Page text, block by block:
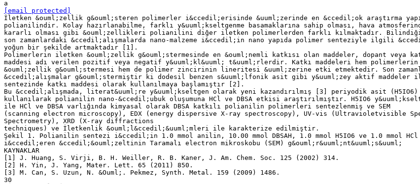
[email protected]
İletken &ouml;zellik g&ouml;steren polimerler i&ccedil;erisinde &uuml;zerinde en &ccedil;ok araştırma
polianilindir. Kolay hazırlanabilme, farklı y&uuml;kseltgenme basamaklarına sahip olması, hava
kararlı olması gibi &ouml;zellikleri polianilini diğer iletken polimerlerden farklı kılmaktadır.
son zamanlardaki &ccedil;alışmalarda nano-malzeme i&ccedil;in nano yapıda polimer senteziyle ilgili
yoğun bir şekilde artmaktadır [1].
Polimerlerin iletken &ouml;zellik g&ouml;stermesinde en &ouml;nemli katkısı olan maddeler, dopant veya
maddesi adı verilen pozitif veya negatif y&uuml;kl&uuml; t&uuml;rlerdir. Katkı maddeleri hem
&ouml;zellik g&ouml;stermesi hem de polimer zincirinin lineritesi &uuml;zerine etki etmektedir. Son
&ccedil;alışmalar g&ouml;stermiştir ki dodesil benzen s&uuml;lfonik asit gibi y&uuml;zey aktif maddeler
sentezinde katkı maddesi olarak kullanılmaya başlamıştır [2].
Bu &ccedil;alışmada, literat&uuml;re y&uuml;kseltgen olarak yeni kazandırılmış [3] periyodik asit (H5IO6)
kullanılarak polianilin nano-&ccedil;ubuk oluşumuna HCl ve DBSA etkisi araştırılmıştır. H5IO6
ile HCl ve DBSA varlığında kimyasal olarak DBSA katkılı polianilin polimerleri sentezlenmiş ve SEM
(scanning electron microscopy), EDX (energy dispersive X-ray spectroscopy), UV-vis (Ultravioletvisible
Spectrometry), XRD (X-ray diffractions
techniques) ve İletkenlik &ouml;l&ccedil;&uuml;mleri ile karakterize edilmiştir.
Şekil 1. Polianilin sentezi i&ccedil;in 1.0 mmol anilin, 10.00 mmol DBSAH, 1.0 mmol H5IO6 ve 1.0 mmol HCl
i&ccedil;eren &ccedil;&ouml;zeltinin Taramalı electron mikroskobu (SEM) g&ouml;r&uuml;nt&uuml;s&uuml;
KAYNAKLAR
[1] J. Huang, S. Virji, B. H. Weiller, R. B. Kaner, J. Am. Chem. Soc. 125 (2002) 314.
[2] H. Yin, J. Yang, Mater. Lett. 65 (2011) 850.
[3] M. Can, S. Uzun, N. &Ouml;. Pekmez, Synth. Metal. 159 (2009) 1486.
30